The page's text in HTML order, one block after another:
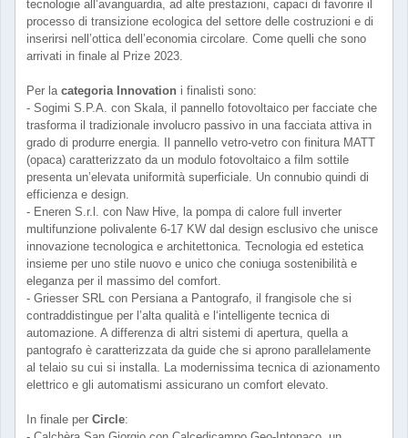
tecnologie all’avanguardia, ad alte prestazioni, capaci di favorire il
processo di transizione ecologica del settore delle costruzioni e di
inserirsi nell’ottica dell’economia circolare. Come quelli che sono
arrivati in finale al Prize 2023.
Per la categoria Innovation i finalisti sono:
- Sogimi S.P.A. con Skala, il pannello fotovoltaico per facciate che
trasforma il tradizionale involucro passivo in una facciata attiva in
grado di produrre energia. Il pannello vetro-vetro con finitura MATT
(opaca) caratterizzato da un modulo fotovoltaico a film sottile
presenta un’elevata uniformità superficiale. Un connubio quindi di
efficienza e design.
- Eneren S.r.l. con Naw Hive, la pompa di calore full inverter
multifunzione polivalente 6-17 KW dal design esclusivo che unisce
innovazione tecnologica e architettonica. Tecnologia ed estetica
insieme per uno stile nuovo e unico che coniuga sostenibilità e
eleganza per il massimo del comfort.
- Griesser SRL con Persiana a Pantografo, il frangisole che si
contraddistingue per l’alta qualità e l‘intelligente tecnica di
automazione. A differenza di altri sistemi di apertura, quella a
pantografo è caratterizzata da guide che si aprono parallelamente
al telaio su cui si installa. La modernissima tecnica di azionamento
elettrico e gli automatismi assicurano un comfort elevato.
In finale per Circle: